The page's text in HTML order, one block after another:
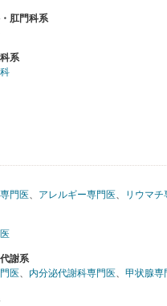
肛門科系
系
門医、 アレルギー専門医、 リウマチ
謝系
医、 内分泌代謝科専門医、 甲状腺専